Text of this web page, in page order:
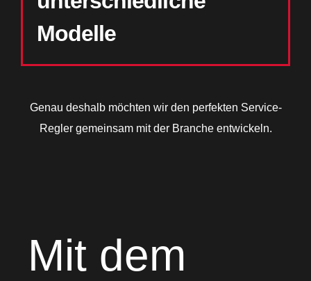
Modelle
Genau deshalb möchten wir den perfekten Service-
Regler gemeinsam mit der Branche entwickeln.
Mit dem